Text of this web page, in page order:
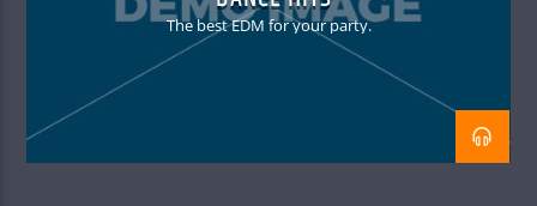
The best EDM for your party.